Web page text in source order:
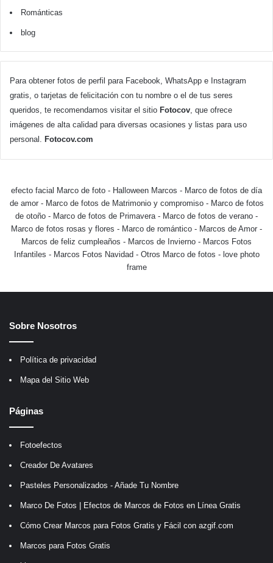
Románticas
blog
Para obtener fotos de perfil para Facebook, WhatsApp e Instagram
gratis, o tarjetas de felicitación con tu nombre o el de tus seres
queridos, te recomendamos visitar el sitio Fotocov , que ofrece
imágenes de alta calidad para diversas ocasiones y listas para uso
personal. Fotocov.com
efecto facial Marco de foto - Halloween Marcos - Marco de fotos de día
de amor- Marco de fotos de Matrimonio y compromiso- Marco de fotos
de otoño - Marco de fotos de Primavera - Marco de fotos de verano -
Marco de fotos rosas y flores - Marco de romántico - Marcos de Amor -
Marcos de feliz cumpleaños - Marcos de Invierno - Marcos Fotos
Infantiles - Marcos Fotos Navidad- Otros Marco de fotos - love photo
frame
Sobre Nosotros
Política de privacidad
Mapa del Sitio Web
Páginas
Fotoefectos
Creador De Avatares
Pasteles Personalizados - Añade Tu Nombre
Marco De Fotos | Efectos de Marcos de Fotos en Línea Gratis
Cómo Crear Marcos para Fotos Gratis y Fácil con azgif.com
Marcos para Fotos Gratis